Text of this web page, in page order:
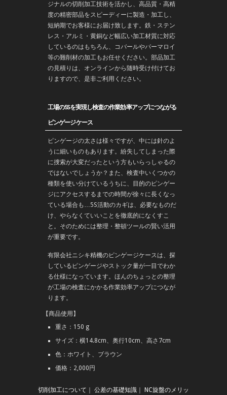
ジナルの切削加工技術を活かし、高品質・高精
度の精密部品をスピーディーに製造・加工し、
短納期でお客様にお届け致します。鉄・ステン
レス・アルミ・黄銅など幅広い加工材質に対応
しているのはもちろん、コバールやパーマロイ
等の難削材の加工もお任せください。部品加工
の見積りは、オンラインから随時受け付けてお
りますので、是非ご利用ください。
工場の5Sを実現し検査の作業効率アップにつながる
ピンゲージケース
ピンゲージの太さは様々ですが、中には針のよ
うに細いものもあります。紛失してしまった際
に捜索が大変だったという方もいらっしゃるの
ではないでしょうか？また、検査中いくつかの
種類を使い分けているうちに、目的のピンゲー
ジにアクセスするまでの時間が徐々に長くなっ
ている場合も…5S活動のカギは、必要なものだ
け、やらなくていいことを徹底的になくすこ
と。そのためには整理・整頓ツールの賢い活用
が重要です。
有限会社ニシキ精機のピンゲージケースは、探
しているピンゲージやストック量が一目でわか
る仕様になっています。ほんのちょっとの整理
が工場の検査にかかる作業効率アップにつなが
ります。
【商品使用】
重さ：150 g
サイズ：横14.8cm、奥行10cm、高さ7cm
色：ホワイト、ブラウン
価格：2,000円
切削加工について 公差の基礎知識
NC旋盤のメリッ